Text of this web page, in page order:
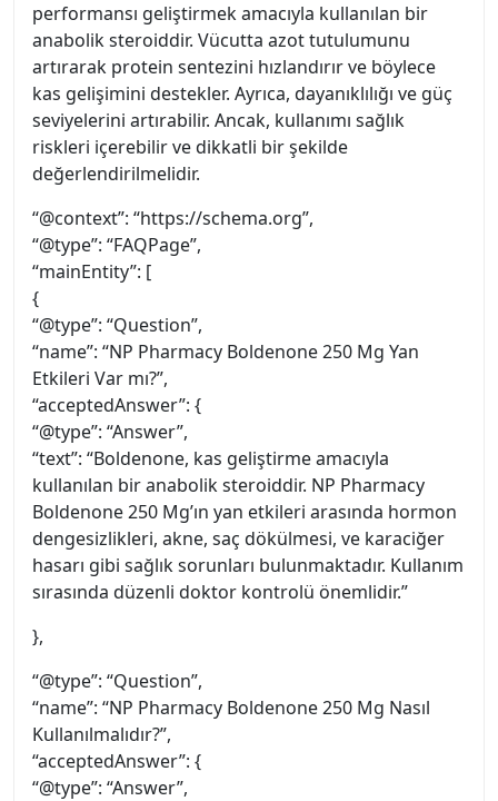
performansı geliştirmek amacıyla kullanılan bir
anabolik steroiddir. Vücutta azot tutulumunu
artırarak protein sentezini hızlandırır ve böylece
kas gelişimini destekler. Ayrıca, dayanıklılığı ve güç
seviyelerini artırabilir. Ancak, kullanımı sağlık
riskleri içerebilir ve dikkatli bir şekilde
değerlendirilmelidir.
“@context”: “https://schema.org”,
“@type”: “FAQPage”,
“mainEntity”: [
{
“@type”: “Question”,
“name”: “NP Pharmacy Boldenone 250 Mg Yan
Etkileri Var mı?”,
“acceptedAnswer”: {
“@type”: “Answer”,
“text”: “Boldenone, kas geliştirme amacıyla
kullanılan bir anabolik steroiddir. NP Pharmacy
Boldenone 250 Mg’ın yan etkileri arasında hormon
dengesizlikleri, akne, saç dökülmesi, ve karaciğer
hasarı gibi sağlık sorunları bulunmaktadır. Kullanım
sırasında düzenli doktor kontrolü önemlidir.”
},
“@type”: “Question”,
“name”: “NP Pharmacy Boldenone 250 Mg Nasıl
Kullanılmalıdır?”,
“acceptedAnswer”: {
“@type”: “Answer”,